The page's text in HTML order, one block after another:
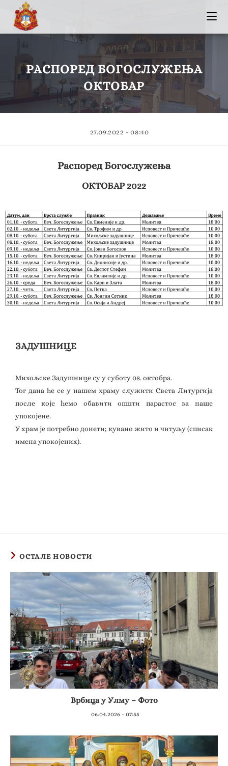
РАСПОРЕД БОГОСЛУЖЕЊА
ОКТОБАР
27.09.2022 - 08:40
Распоред Богослужења
ОКТОБАР 2022
ЗАДУШНИЦЕ
Михољске Задушнице су у суботу 08. октобра.
Тог дана ће се у нашем храму служити Света Литургија
после које ћемо обавити општи парастос за наше
упокојене.
У храм је потребно донети; кувано жито и читуљу (списак
имена упокојених).
ОСТАЛЕ НОВОСТИ
Врбица у Улму – Фото
06.04.2026 - 07:55